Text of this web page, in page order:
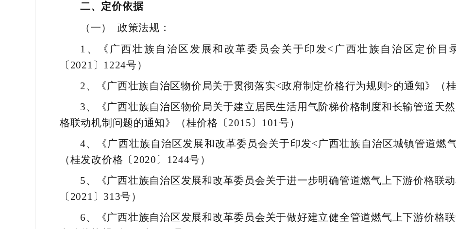
二、定价依据
（一）
政策法规 ：
1、《广西壮族自治区发展和改革委员会关于印发<广西壮族自治区定价目
〔2021〕1224号）
2、《广西壮族自治区物价局关于贯彻落实<政府制定价格行为规则>的通知》（桂
3、《广西壮族自治区物价局关于建立居民生活用气阶梯价格制度和长输管道天
格联动机制问题的通知》（桂价格〔2015〕101号）
4、《广西壮族自治区发展和改革委员会关于印发<广西壮族自治区城镇管道燃
（桂发改价格〔2020〕1244号）
5、《广西壮族自治区发展和改革委员会关于进一步明确管道燃气上下游价格联
〔2021〕313号）
6、《广西壮族自治区发展和改革委员会关于做好建立健全管道燃气上下游价格